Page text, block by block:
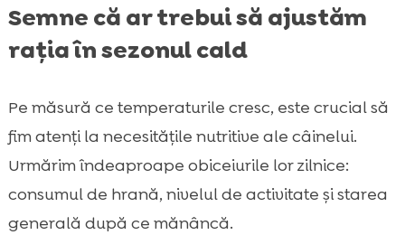
Semne că ar trebui să ajustăm
rația în sezonul cald
Pe măsură ce temperaturile cresc, este crucial să
fim atenți la necesitățile nutritive ale câinelui.
Urmărim îndeaproape obiceiurile lor zilnice:
consumul de hrană, nivelul de activitate și starea
generală după ce mănâncă.